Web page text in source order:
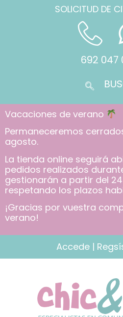
SOLICITUD DE
692 047
Vacaciones de verano
Permaneceremos
agosto.
La tienda online seguirá
pedidos realizados
gestionarán a partir del
respetando los plazos
¡Gracias por vuestra
verano!
Accede |